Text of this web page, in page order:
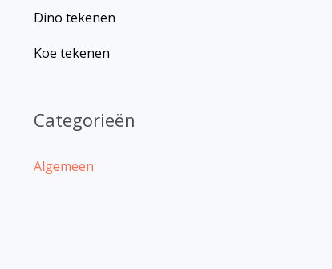
Dino tekenen
Koe tekenen
Categorieën
Algemeen